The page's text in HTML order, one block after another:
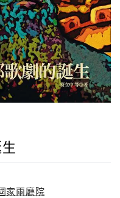
家兩廳院